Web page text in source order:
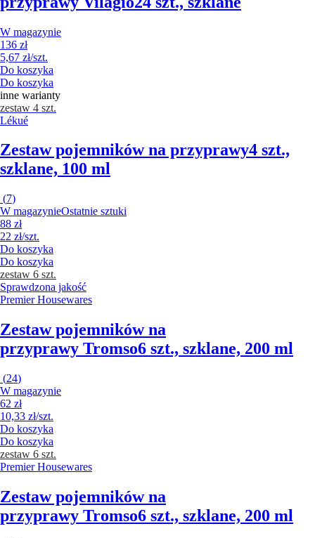
W magazynie
136 zł
5,67 zł/szt.
Do koszyka
Do koszyka
inne warianty
zestaw 4 szt.
Lékué
Zestaw pojemników na przyprawy4 szt.,
szklane, 100 ml
(7)
W magazynieOstatnie sztuki
88 zł
22 zł/szt.
Do koszyka
Do koszyka
zestaw 6 szt.
Sprawdzona jakość
Premier Housewares
Zestaw pojemników na
przyprawy Tromso6 szt., szklane, 200 ml
(24)
W magazynie
62 zł
10,33 zł/szt.
Do koszyka
Do koszyka
zestaw 6 szt.
Premier Housewares
Zestaw pojemników na
przyprawy Tromso6 szt., szklane, 200 ml